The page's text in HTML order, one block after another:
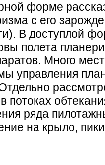
форме
с его
В доступлой
полета
Много
управления
потоках
ряда
на крыло,